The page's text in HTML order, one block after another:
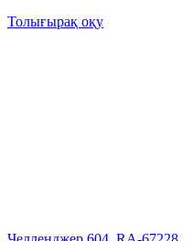
Толығырақ оқу